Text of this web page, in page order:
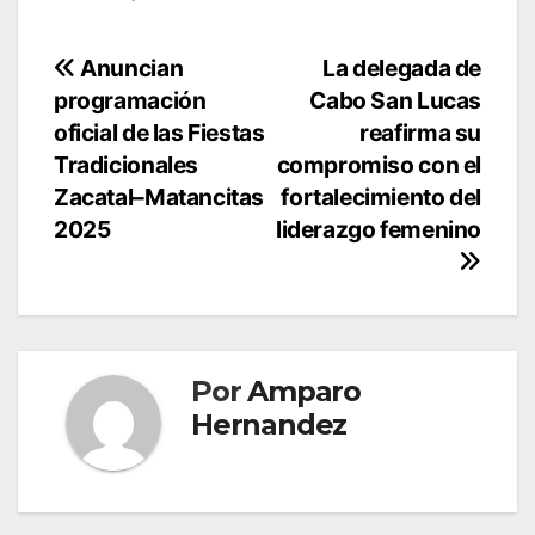
Navegación
de
entradas
La delegada de
Cabo San Lucas
reafirma su
compromiso con el
fortalecimiento del
liderazgo femenino
Anuncian
programación
oficial de las Fiestas
Tradicionales
Zacatal–Matancitas
2025
PorAmparo
Hernandez